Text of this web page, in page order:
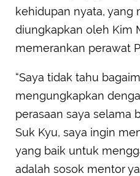
kehidupan nyata, yang
diungkapkan oleh Kim
memerankan perawat
“Saya tidak tahu
mengungkapkan
perasaan saya selama
Suk Kyu, saya ingin
yang baik untuk
adalah sosok mentor